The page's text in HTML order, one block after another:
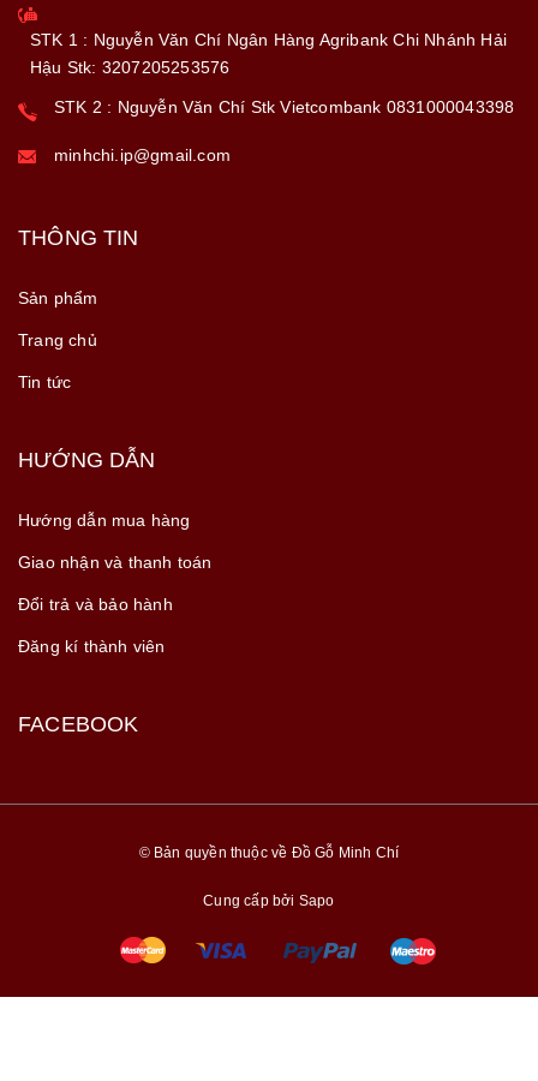
STK 1 : Nguyễn Văn Chí Ngân Hàng Agribank Chi Nhánh Hải
Hậu Stk: 3207205253576
STK 2 : Nguyễn Văn Chí Stk Vietcombank 0831000043398
minhchi.ip@gmail.com
THÔNG TIN
Sản phẩm
Trang chủ
Tin tức
HƯỚNG DẪN
Hướng dẫn mua hàng
Giao nhận và thanh toán
Đổi trả và bảo hành
Đăng kí thành viên
FACEBOOK
© Bản quyền thuộc về Đồ Gỗ Minh Chí
Cung cấp bởi Sapo